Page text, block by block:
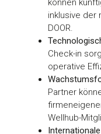
können
inklusive der
DOOR.
Check-in
operative
Partner
Wellhub-